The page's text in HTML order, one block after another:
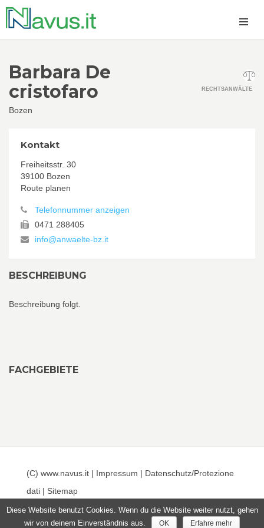
Barbara De
cristofaro
Bozen
RECHTSANWÄLTE
Kontakt
Freiheitsstr. 30
39100 Bozen
Route planen
Telefonnummer anzeigen
0471 288405
info@anwaelte-bz.it
BESCHREIBUNG
Beschreibung folgt.
FACHGEBIETE
(C) www.navus.it | Impressum | Datenschutz/Protezione
dati | Sitemap
Diese Website benutzt Cookies. Wenn du die Website weiter nutzt, gehen
wir von deinem Einverständnis aus.
OK Erfahre mehr